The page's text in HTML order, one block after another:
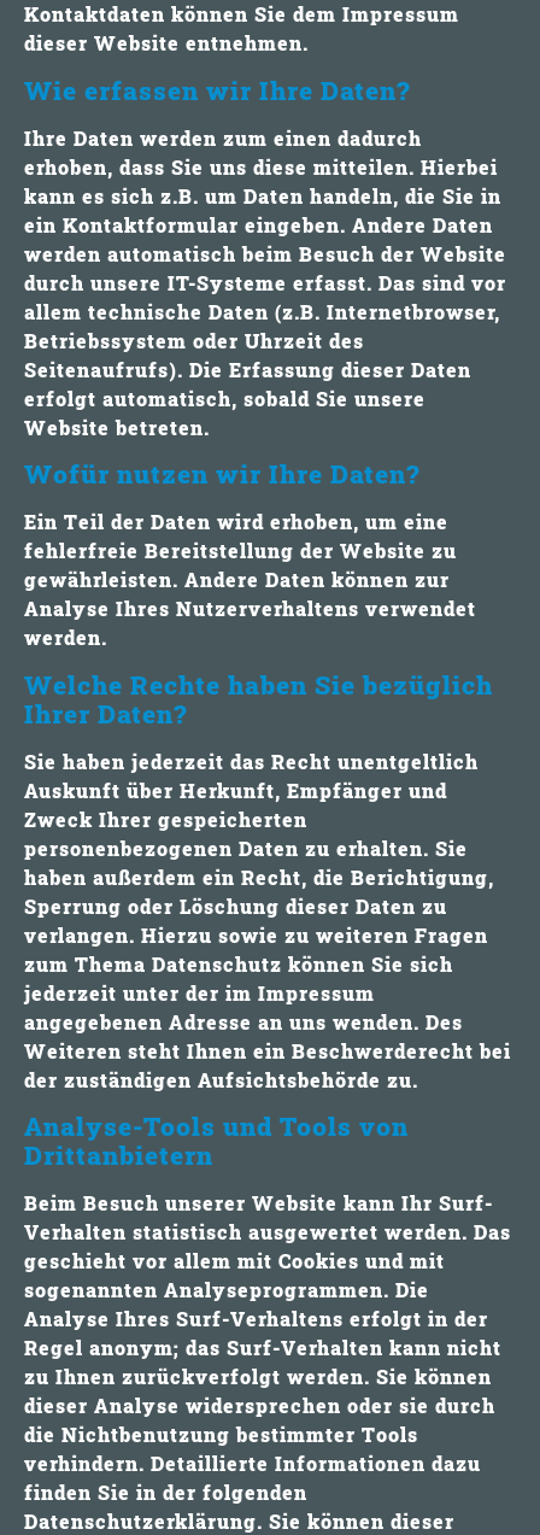
Kontaktdaten können Sie dem Impressum
dieser Website entnehmen.
Wie erfassen wir Ihre Daten?
Ihre Daten werden zum einen dadurch
erhoben, dass Sie uns diese mitteilen. Hierbei
kann es sich z.B. um Daten handeln, die Sie in
ein Kontaktformular eingeben. Andere Daten
werden automatisch beim Besuch der Website
durch unsere IT-Systeme erfasst. Das sind vor
allem technische Daten (z.B. Internetbrowser,
Betriebssystem oder Uhrzeit des
Seitenaufrufs). Die Erfassung dieser Daten
erfolgt automatisch, sobald Sie unsere
Website betreten.
Wofür nutzen wir Ihre Daten?
Ein Teil der Daten wird erhoben, um eine
fehlerfreie Bereitstellung der Website zu
gewährleisten. Andere Daten können zur
Analyse Ihres Nutzerverhaltens verwendet
werden.
Welche Rechte haben Sie bezüglich
Ihrer Daten?
Sie haben jederzeit das Recht unentgeltlich
Auskunft über Herkunft, Empfänger und
Zweck Ihrer gespeicherten
personenbezogenen Daten zu erhalten. Sie
haben außerdem ein Recht, die Berichtigung,
Sperrung oder Löschung dieser Daten zu
verlangen. Hierzu sowie zu weiteren Fragen
zum Thema Datenschutz können Sie sich
jederzeit unter der im Impressum
angegebenen Adresse an uns wenden. Des
Weiteren steht Ihnen ein Beschwerderecht bei
der zuständigen Aufsichtsbehörde zu.
Analyse-Tools und Tools von
Drittanbietern
Beim Besuch unserer Website kann Ihr Surf-
Verhalten statistisch ausgewertet werden. Das
geschieht vor allem mit Cookies und mit
sogenannten Analyseprogrammen. Die
Analyse Ihres Surf-Verhaltens erfolgt in der
Regel anonym; das Surf-Verhalten kann nicht
zu Ihnen zurückverfolgt werden. Sie können
dieser Analyse widersprechen oder sie durch
die Nichtbenutzung bestimmter Tools
verhindern. Detaillierte Informationen dazu
finden Sie in der folgenden
Datenschutzerklärung. Sie können dieser